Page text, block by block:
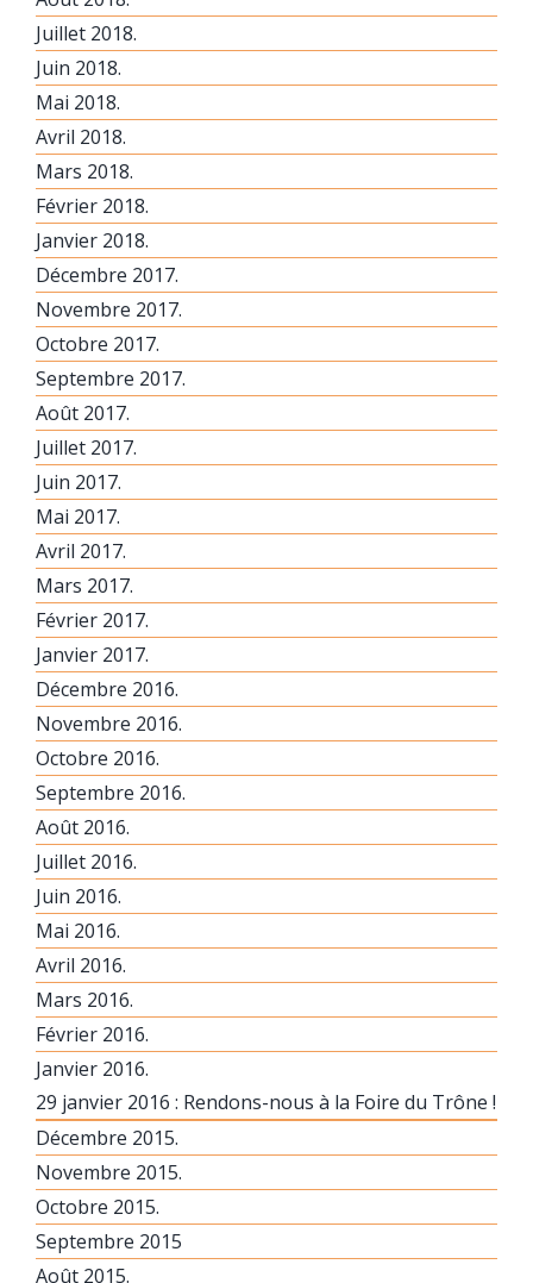
Juillet 2018.
Juin 2018.
Mai 2018.
Avril 2018.
Mars 2018.
Février 2018.
Janvier 2018.
Décembre 2017.
Novembre 2017.
Octobre 2017.
Septembre 2017.
Août 2017.
Juillet 2017.
Juin 2017.
Mai 2017.
Avril 2017.
Mars 2017.
Février 2017.
Janvier 2017.
Décembre 2016.
Novembre 2016.
Octobre 2016.
Septembre 2016.
Août 2016.
Juillet 2016.
Juin 2016.
Mai 2016.
Avril 2016.
Mars 2016.
Février 2016.
Janvier 2016.
29 janvier 2016 : Rendons-nous à la Foire du Trône !
Décembre 2015.
Novembre 2015.
Octobre 2015.
Septembre 2015
Août 2015.